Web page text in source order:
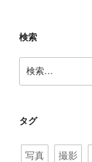
検索
索:
タグ
写真 撮影